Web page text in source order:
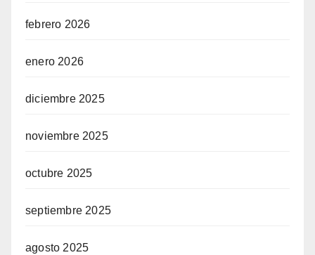
febrero 2026
enero 2026
diciembre 2025
noviembre 2025
octubre 2025
septiembre 2025
agosto 2025